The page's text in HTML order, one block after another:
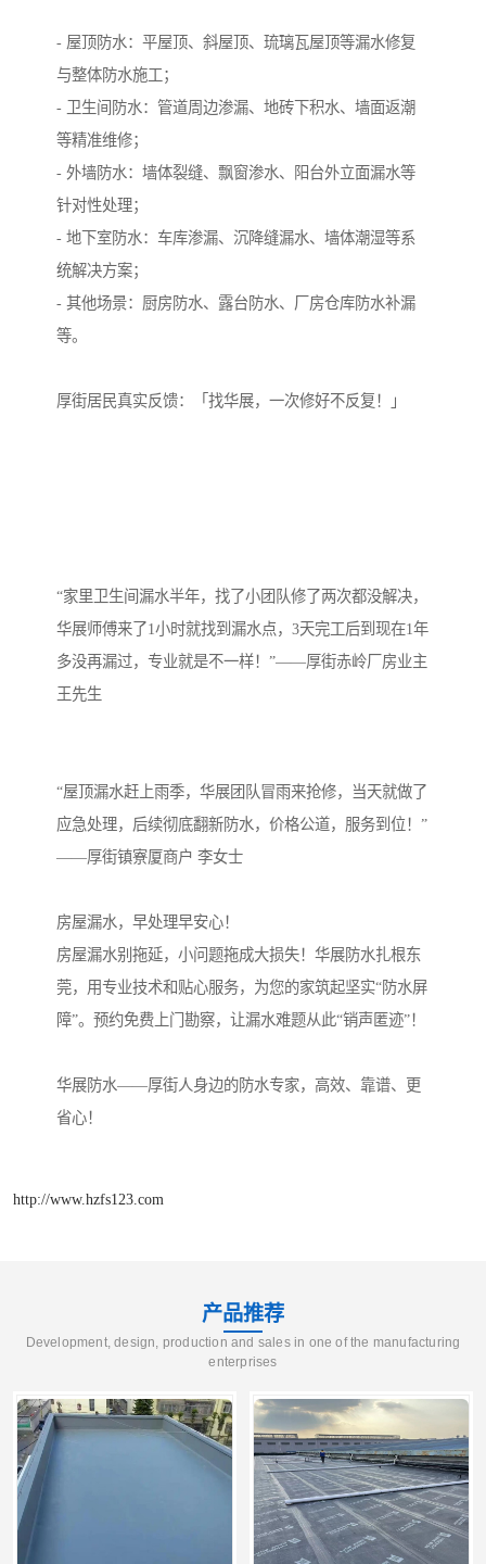
- 屋顶防水：平屋顶、斜屋顶、琉璃瓦屋顶等漏水修复
与整体防水施工；
- 卫生间防水：管道周边渗漏、地砖下积水、墙面返潮
等精准维修；
- 外墙防水：墙体裂缝、飘窗渗水、阳台外立面漏水等
针对性处理；
- 地下室防水：车库渗漏、沉降缝漏水、墙体潮湿等系
统解决方案；
- 其他场景：厨房防水、露台防水、厂房仓库防水补漏
等。
厚街居民真实反馈：「找华展，一次修好不反复！」
“家里卫生间漏水半年，找了小团队修了两次都没解决，
华展师傅来了1小时就找到漏水点，3天完工后到现在1年
多没再漏过，专业就是不一样！”——厚街赤岭厂房业主
王先生
“屋顶漏水赶上雨季，华展团队冒雨来抢修，当天就做了
应急处理，后续彻底翻新防水，价格公道，服务到位！”
——厚街镇寮厦商户 李女士
房屋漏水，早处理早安心！
房屋漏水别拖延，小问题拖成大损失！华展防水扎根东
莞，用专业技术和贴心服务，为您的家筑起坚实“防水屏
障”。预约免费上门勘察，让漏水难题从此“销声匿迹”！
华展防水——厚街人身边的防水专家，高效、靠谱、更
省心！
http://www.hzfs123.com
产品推荐
Development, design, production and sales in one of the manufacturing
enterprises